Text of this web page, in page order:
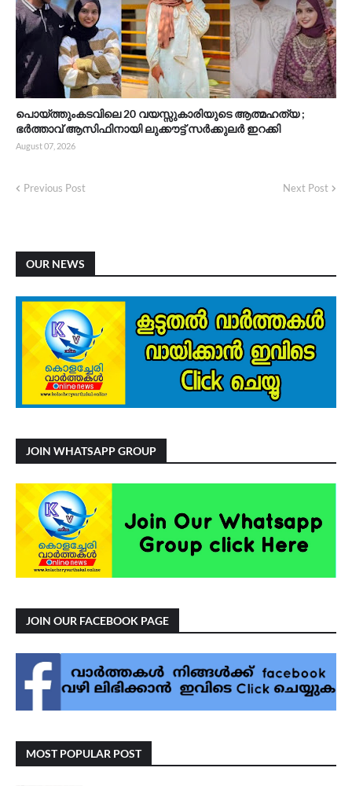
പൊയ്ത്തുംകടവിലെ 20 വയസ്സുകാരിയുടെ ആത്മഹത്യ ;
ഭർത്താവ് ആസിഫിനായി ലുക്കൗട്ട് സർക്കുലർ ഇറക്കി
August 07, 2026
Previous Post Next Post
OUR NEWS
JOIN WHATSAPP GROUP
JOIN OUR FACEBOOK PAGE
MOST POPULAR POST